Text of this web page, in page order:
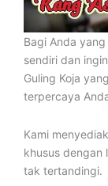
Bagi Anda
sendiri dan
Guling Koja
terpercaya
Kami
khusus dengan
tak tertandingi.